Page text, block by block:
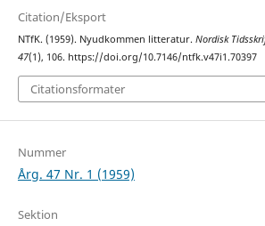
Citation/Eksport
NTfK. (1959). Nyudkommen litteratur. Nordisk
47(1), 106. https://doi.org/10.7146/ntfk.v47i1.70397
Citationsformater
Nummer
Årg. 47 Nr. 1 (1959)
Sektion